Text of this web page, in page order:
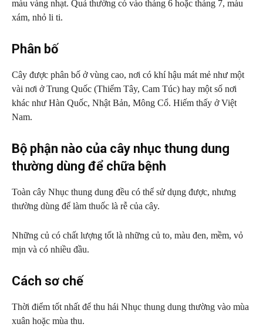
màu vàng nhạt. Quả thường có vào tháng 6 hoặc tháng 7, màu
xám, nhỏ li ti.
Phân bố
Cây được phân bố ở vùng cao, nơi có khí hậu mát mẻ như một
vài nơi ở Trung Quốc (Thiểm Tây, Cam Túc) hay một số nơi
khác như Hàn Quốc, Nhật Bản, Mông Cổ. Hiếm thấy ở Việt
Nam.
Bộ phận nào của cây nhục thung dung
thường dùng để chữa bệnh
Toàn cây Nhục thung dung đều có thể sử dụng được, nhưng
thường dùng để làm thuốc là rễ của cây.
Những củ có chất lượng tốt là những củ to, màu đen, mềm, vỏ
mịn và có nhiều đầu.
Cách sơ chế
Thời điểm tốt nhất để thu hái Nhục thung dung thường vào mùa
xuân hoặc mùa thu.